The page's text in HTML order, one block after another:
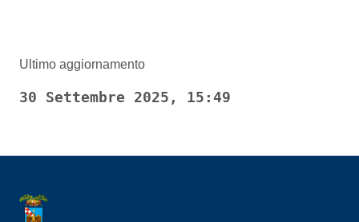
Ultimo aggiornamento
30 Settembre 2025, 15:49